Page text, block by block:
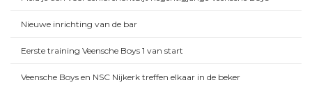
Nieuwe inrichting van de bar
Eerste training Veensche Boys 1 van start
Veensche Boys en NSC Nijkerk treffen elkaar in de beker